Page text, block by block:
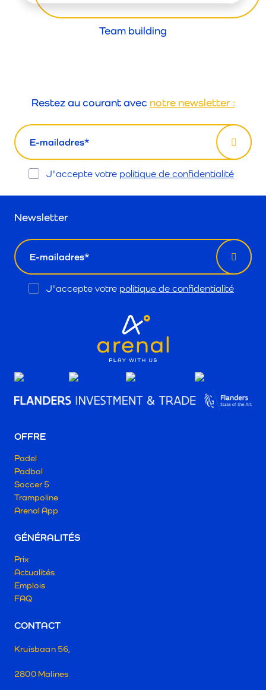
Team building
Restez au courant avec notre newsletter :
email
J"accepte votre politique de confidentialité
Newsletter
email
Opt
J"accepte votre politique de confidentialité
OFFRE
Padel
Padbol
Soccer 5
Trampoline
Arenal App
GÉNÉRALITÉS
Prix
Actualités
Emplois
FAQ
CONTACT
Kruisbaan 56,
2800 Malines